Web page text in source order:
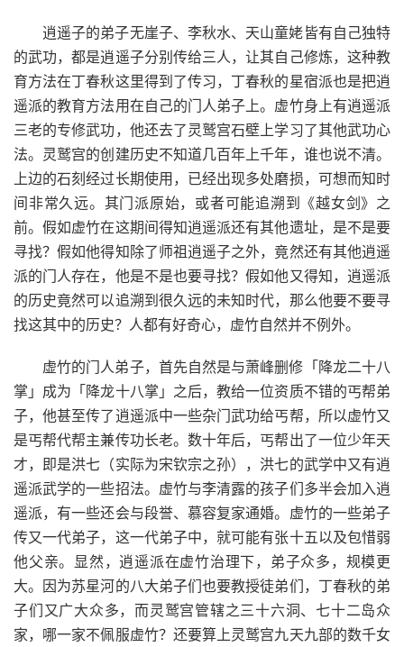
逍遥子的弟子无崖子、李秋水、天山童姥皆有自己独特
的武功，都是逍遥子分别传给三人，让其自己修炼，这种教
育方法在丁春秋这里得到了传习，丁春秋的星宿派也是把逍
遥派的教育方法用在自己的门人弟子上。虚竹身上有逍遥派
三老的专修武功，他还去了灵鹫宫石壁上学习了其他武功心
法。灵鹫宫的创建历史不知道几百年上千年，谁也说不清。
上边的石刻经过长期使用，已经出现多处磨损，可想而知时
间非常久远。其门派原始，或者可能追溯到《越女剑》之
前。假如虚竹在这期间得知逍遥派还有其他遗址，是不是要
寻找？假如他得知除了师祖逍遥子之外，竟然还有其他逍遥
派的门人存在，他是不是也要寻找？假如他又得知，逍遥派
的历史竟然可以追溯到很久远的未知时代，那么他要不要寻
找这其中的历史？人都有好奇心，虚竹自然并不例外。
虚竹的门人弟子，首先自然是与萧峰删修「降龙二十八
掌」成为「降龙十八掌」之后，教给一位资质不错的丐帮弟
子，他甚至传了逍遥派中一些杂门武功给丐帮，所以虚竹又
是丐帮代帮主兼传功长老。数十年后，丐帮出了一位少年天
才，即是洪七（实际为宋钦宗之孙），洪七的武学中又有逍
遥派武学的一些招法。虚竹与李清露的孩子们多半会加入逍
遥派，有一些还会与段誉、慕容复家通婚。虚竹的一些弟子
传又一代弟子，这一代弟子中，就可能有张十五以及包惜弱
他父亲。显然，逍遥派在虚竹治理下，弟子众多，规模更
大。因为苏星河的八大弟子们也要教授徒弟们，丁春秋的弟
子们又广大众多，而灵鹫宫管辖之三十六洞、七十二岛众
家，哪一家不佩服虚竹？还要算上灵鹫宫九天九部的数千女